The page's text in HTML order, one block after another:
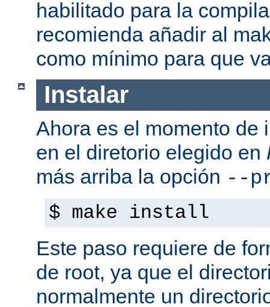
habilitado para la
recomienda añadir al
como mínimo para que
Instalar
Ahora es el momento de
en el diretorio elegido en
más arriba la opción --
$ make install
Este paso requiere de
de root, ya que el
normalmente un